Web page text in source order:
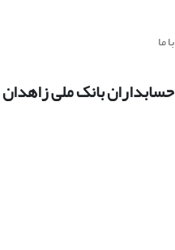
ما
بانک ملی زاهدان